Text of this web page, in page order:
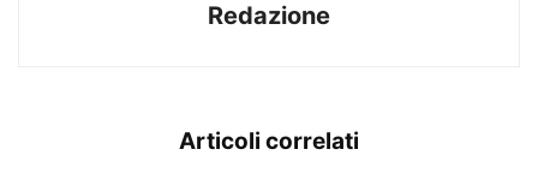
Redazione
Articoli correlati